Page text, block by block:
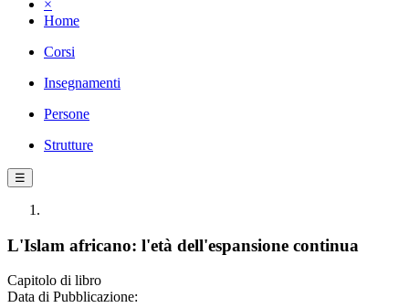
×
Home
Corsi
Insegnamenti
Persone
Strutture
☰
L'Islam africano: l'età dell'espansione continua
Capitolo di libro
Data di Pubblicazione: